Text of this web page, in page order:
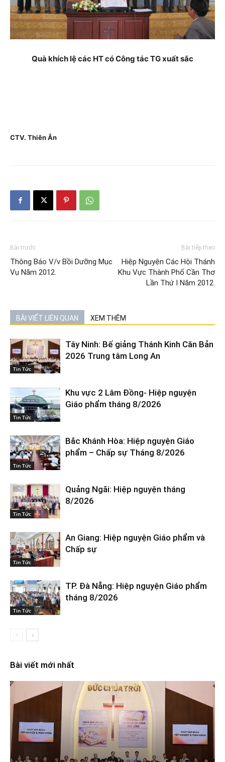
Quà khích lệ các HT có Công tác TG xuất sắc
CTV. Thiên Ân
Bài trước
Thông Báo V/v Bồi Dưỡng Mục
Vụ Năm 2012.
Bài tiếp theo
Hiệp Nguyện Các Hội Thánh
Khu Vực Thành Phố Cần Thơ
Lần Thứ I Năm 2012.
BÀI VIẾT LIÊN QUAN XEM THÊM
Tin Tức
Tây Ninh: Bế giảng Thánh Kinh Căn Bản
2026 Trung tâm Long An
Tin Tức
Khu vực 2 Lâm Đồng- Hiệp nguyện
Giáo phẩm tháng 8/2026
Tin Tức
Bắc Khánh Hòa: Hiệp nguyện Giáo
phẩm – Chấp sự Tháng 8/2026
Tin Tức
Quảng Ngãi: Hiệp nguyện tháng
8/2026
Tin Tức
An Giang: Hiệp nguyện Giáo phẩm và
Chấp sự
Tin Tức
TP. Đà Nẵng: Hiệp nguyện Giáo phẩm
tháng 8/2026
Bài viết mới nhất